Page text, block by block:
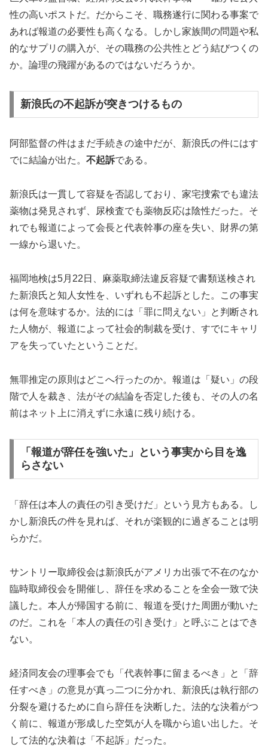
性の高いポストだ。だからこそ、職務遂行に関わる事案で
あれば報道の必要性も高くなる。しかし家族間の問題や私
的なサプリの購入が、その職務の公共性とどう結びつくの
か。論理の飛躍があるのではないだろうか。
新浪氏の不起訴が突きつけるもの
阿部監督の件はまだ手続きの途中だが、新浪氏の件にはす
でに結論が出た。 不起訴である。
新浪氏は一貫して容疑を否認しており、家宅捜索でも違法
薬物は発見されず、尿検査でも薬物反応は陰性だった。そ
れでも報道によって会長と代表幹事の座を失い、財界の第
一線から退いた。
福岡地検は5月22日、麻薬取締法違反容疑で書類送検され
た新浪氏と知人女性を、いずれも不起訴とした。この事実
は何を意味するか。法的には「罪に問えない」と判断され
た人物が、報道によって社会的制裁を受け、すでにキャリ
アを失っていたということだ。
無罪推定の原則はどこへ行ったのか。報道は「疑い」の段
階で人を裁き、法がその結論を否定した後も、その人の名
前はネット上に消えずに永遠に残り続ける。
「報道が辞任を強いた」という事実から目を逸
らさない
「辞任は本人の責任の引き受けだ」という見方もある。し
かし新浪氏の件を見れば、それが楽観的に過ぎることは明
らかだ。
サントリー取締役会は新浪氏がアメリカ出張で不在のなか
臨時取締役会を開催し、辞任を求めることを全会一致で決
議した。本人が帰国する前に、報道を受けた周囲が動いた
のだ。これを「本人の責任の引き受け」と呼ぶことはでき
ない。
経済同友会の理事会でも「代表幹事に留まるべき」と「辞
任すべき」の意見が真っ二つに分かれ、新浪氏は執行部の
分裂を避けるために自ら辞任を決断した。法的な決着がつ
く前に、報道が形成した空気が人を職から追い出した。そ
して法的な決着は「不起訴」だった。